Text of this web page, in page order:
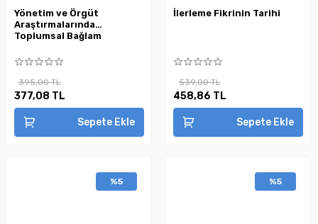
Yönetim ve Örgüt
Araştırmalarında
Toplumsal Bağlam
395,00 TL
377,08 TL
Sepete Ekle
İlerleme Fikrinin Tarihi
539,00 TL
458,86 TL
Sepete Ekle
%5 %5